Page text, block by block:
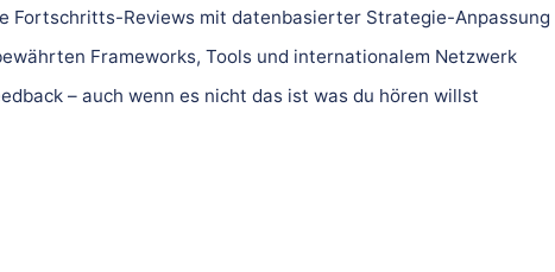
Fortschritts-Reviews mit datenbasierter Strategie-Anpassung
Frameworks, Tools und internationalem Netzwerk
– auch wenn es nicht das ist was du hören willst